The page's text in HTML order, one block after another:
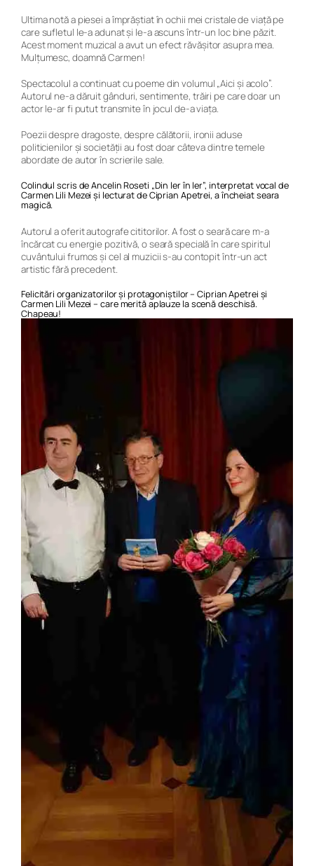
Ultima notă a piesei a împrăștiat în ochii mei cristale de viață pe
care sufletul le-a adunat și le-a ascuns într-un loc bine păzit.
Acest moment muzical a avut un efect răvășitor asupra mea.
Mulțumesc, doamnă Carmen!
Spectacolul a continuat cu poeme din volumul „Aici și acolo”.
Autorul ne-a dăruit gânduri, sentimente, trăiri pe care doar un
actor le-ar fi putut transmite în jocul de-a viața.
Poezii despre dragoste, despre călătorii, ironii aduse
politicienilor și societății au fost doar câteva dintre temele
abordate de autor în scrierile sale.
Colindul scris de Ancelin Roseti „Din ler în ler”, interpretat vocal de
Carmen Lili Mezei și lecturat de Ciprian Apetrei, a încheiat seara
magică.
Autorul a oferit autografe cititorilor. A fost o seară care m-a
încărcat cu energie pozitivă, o seară specială în care spiritul
cuvântului frumos și cel al muzicii s-au contopit într-un act
artistic fără precedent.
Felicitări organizatorilor și protagoniștilor – Ciprian Apetrei și
Carmen Lili Mezei – care merită aplauze la scenă deschisă.
Chapeau!